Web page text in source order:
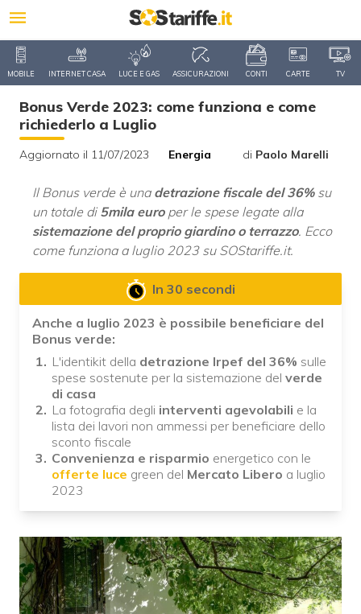
MOBILE INTERNET CASA LUCE E GAS ASSICURAZIONI CONTI CARTE TV
Bonus Verde 2023: come funziona e come
richiederlo a Luglio
Aggiornato il 11/07/2023 Energia di Paolo Marelli
Il Bonus verde è una detrazione fiscale del 36%su
un totale di 5mila europer le spese legate alla
sistemazione del proprio giardino o terrazzo. Ecco
come funziona a luglio 2023 su SOStariffe.it.
In 30 secondi
Anche a luglio 2023 è possibile beneficiare del
Bonus verde:
L'identikit della detrazione Irpef del 36% sulle
spese sostenute per la sistemazione del verde
di casa
La fotografia degli interventi agevolabili e la
lista dei lavori non ammessi per beneficiare dello
sconto fiscale
Convenienza e risparmio energetico con le
offerte luce green del Mercato Libero a luglio
2023